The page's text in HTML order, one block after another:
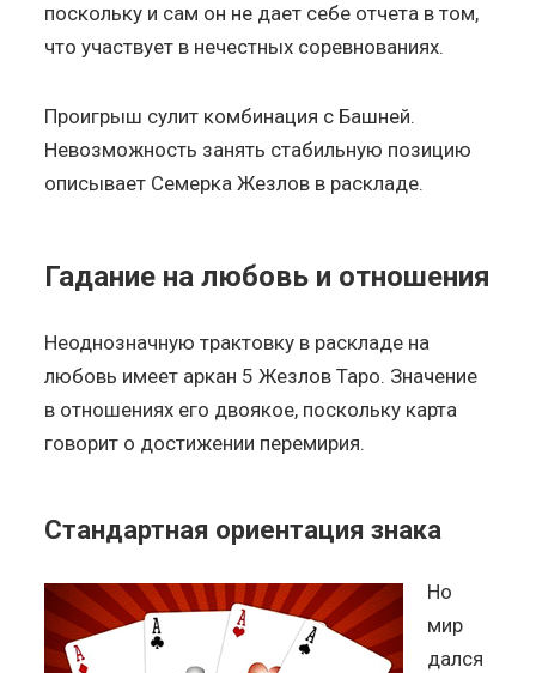
поскольку и сам он не дает себе отчета в том,
что участвует в нечестных соревнованиях.
Проигрыш сулит комбинация с Башней.
Невозможность занять стабильную позицию
описывает Семерка Жезлов в раскладе.
Гадание на любовь и отношения
Неоднозначную трактовку в раскладе на
любовь имеет аркан 5 Жезлов Таро. Значение
в отношениях его двоякое, поскольку карта
говорит о достижении перемирия.
Стандартная ориентация знака
Но
мир
дался